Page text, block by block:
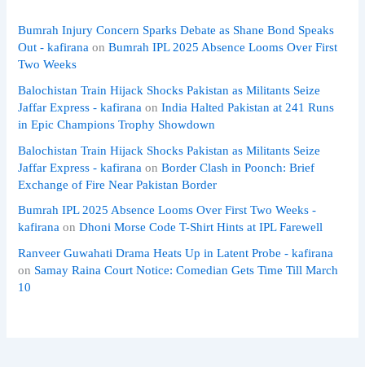
Bumrah Injury Concern Sparks Debate as Shane Bond Speaks
Out - kafirana onBumrah IPL 2025 Absence Looms Over First
Two Weeks
Balochistan Train Hijack Shocks Pakistan as Militants Seize
Jaffar Express - kafirana onIndia Halted Pakistan at 241 Runs
in Epic Champions Trophy Showdown
Balochistan Train Hijack Shocks Pakistan as Militants Seize
Jaffar Express - kafirana onBorder Clash in Poonch: Brief
Exchange of Fire Near Pakistan Border
Bumrah IPL 2025 Absence Looms Over First Two Weeks -
kafirana onDhoni Morse Code T-Shirt Hints at IPL Farewell
Ranveer Guwahati Drama Heats Up in Latent Probe - kafirana
on Samay Raina Court Notice: Comedian Gets Time Till March
10